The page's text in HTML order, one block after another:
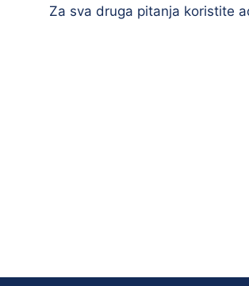
Za sva druga pitanja koristite